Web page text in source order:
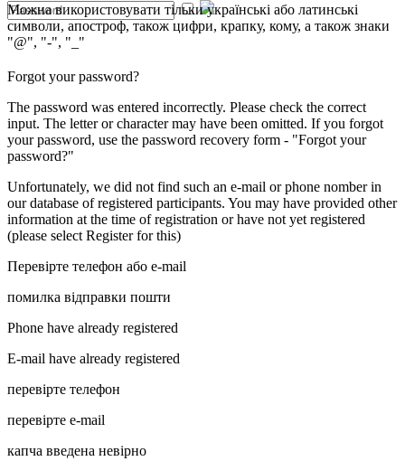
Можна використовувати тільки українські або латинські
символи, апостроф, також цифри, крапку, кому, а також знаки
"@", "-", "_"
Forgot your password?
The password was entered incorrectly. Please check the correct
input. The letter or character may have been omitted. If you forgot
your password, use the password recovery form - "Forgot your
password?"
Unfortunately, we did not find such an e-mail or phone nomber in
our database of registered participants. You may have provided other
information at the time of registration or have not yet registered
(please select Register for this)
Перевірте телефон або e-mail
помилка відправки пошти
Phone have already registered
E-mail have already registered
перевірте телефон
перевірте e-mail
капча введена невірно